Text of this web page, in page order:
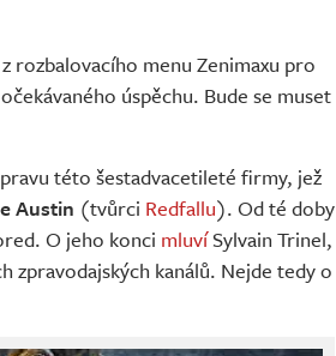
z rozbalovacího menu Zenimaxu pro
úspěchu. Bude se muset
této šestadvacetileté firmy, jež
Austin (tvůrci Redfallu). Od té doby
O jeho konci mluvíSylvain Trinel,
zpravodajských kanálů. Nejde tedy o